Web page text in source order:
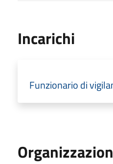
Incarichi
Funzionario di